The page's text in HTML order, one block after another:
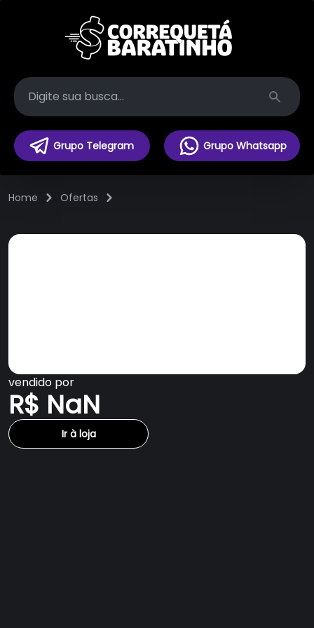
Search
Grupo Telegram Grupo Whatsapp
Home Ofertas
vendido por
R$ NaN
Ir à loja